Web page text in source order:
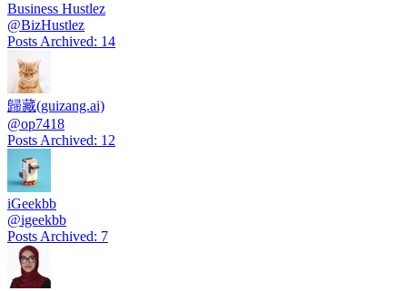
Business Hustlez
@BizHustlez
Posts Archived: 14
歸藏(guizang.ai)
@op7418
Posts Archived: 12
iGeekbb
@igeekbb
Posts Archived: 7